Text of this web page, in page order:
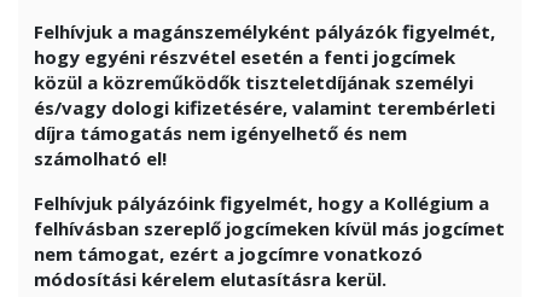
Felhívjuk a magánszemélyként pályázók figyelmét,
hogy egyéni részvétel esetén a fenti jogcímek
közül a közreműködők tiszteletdíjának személyi
és/vagy dologi kifizetésére, valamint terembérleti
díjra támogatás nem igényelhető és nem
számolható el!
Felhívjuk pályázóink figyelmét, hogy a Kollégium a
felhívásban szereplő jogcímeken kívül más jogcímet
nem támogat, ezért a jogcímre vonatkozó
módosítási kérelem elutasításra kerül.